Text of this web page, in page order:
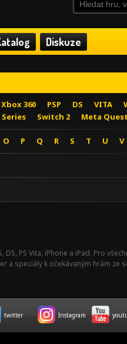
Diskuze
Xbox 360 PSP DS VITA
Switch 2 Meta Quest
O P Q R S T U V
DS, PS Vita, iPhone a iPad. Pro
a speciály k očekávaným hrám ze
twitter Instagram